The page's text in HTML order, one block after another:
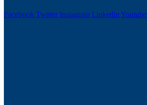
Facebook Twitter Instagram Linkedin Youtube